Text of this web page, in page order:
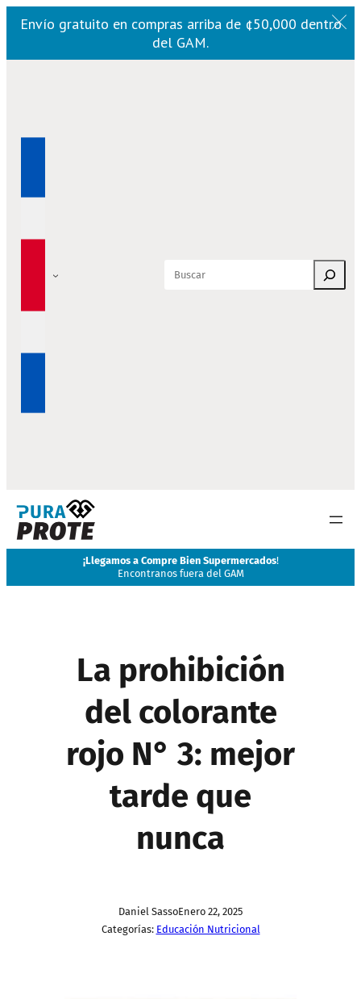
Envío gratuito en compras arriba de ¢50,000 dentro
del GAM.
Buscar
¡Llegamos a Compre Bien Supermercados!
Encontranos fuera del GAM
La prohibición
del colorante
rojo N° 3: mejor
tarde que
nunca
Daniel SassoEnero 22, 2025
Categorías: Educación Nutricional